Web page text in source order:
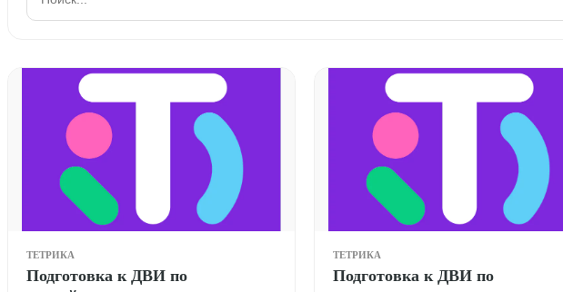
ТЕТРИКА
Подготовка к ДВИ по
ТЕТРИКА
Подготовка к ДВИ по